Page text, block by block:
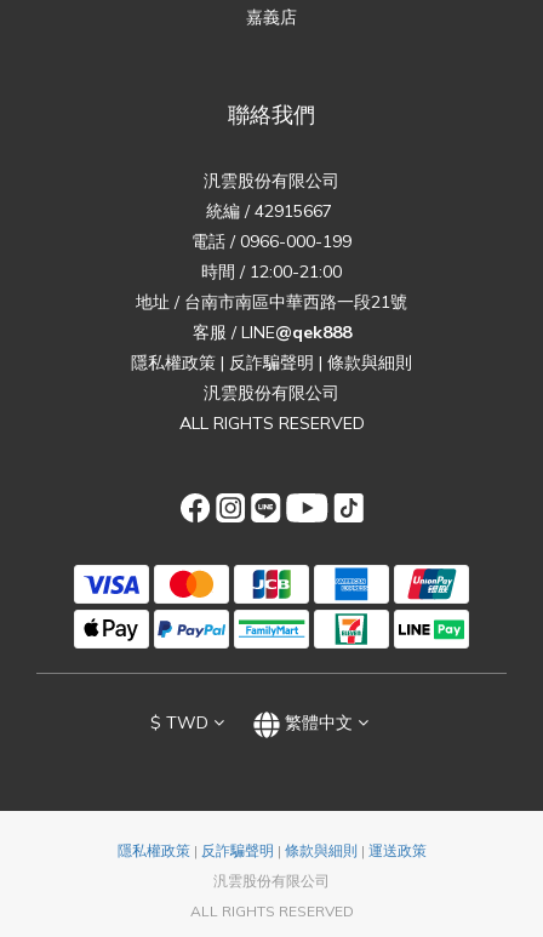
嘉義店
聯絡我們
汎雲股份有限公司
統編 / 42915667
電話 / 0966-000-199
時間 / 12:00-21:00
地址 / 台南市南區中華西路一段21號
客服 / LINE@qek888
隱私權政策 | 反詐騙聲明 | 條款與細則
汎雲股份有限公司
ALL RIGHTS RESERVED
$ TWD 繁體中文
隱私權政策| 反詐騙聲明 | 條款與細則 | 運送政策
汎雲股份有限公司
ALL RIGHTS RESERVED